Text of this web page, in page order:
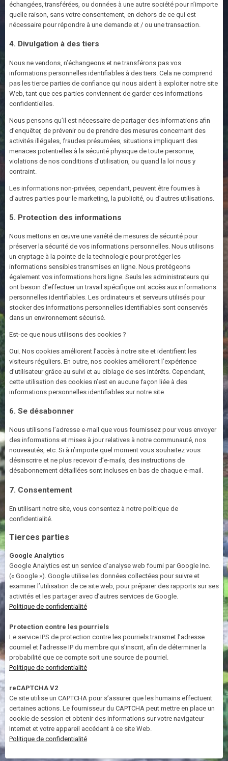
échangées, transférées, ou données à une autre société pour n’importe
quelle raison, sans votre consentement, en dehors de ce qui est
nécessaire pour répondre à une demande et / ou une transaction.
4. Divulgation à des tiers
Nous ne vendons, n’échangeons et ne transférons pas vos
informations personnelles identifiables à des tiers. Cela ne comprend
pas les tierce parties de confiance qui nous aident à exploiter notre site
Web, tant que ces parties conviennent de garder ces informations
confidentielles.
Nous pensons qu’il est nécessaire de partager des informations afin
d’enquêter, de prévenir ou de prendre des mesures concernant des
activités illégales, fraudes présumées, situations impliquant des
menaces potentielles à la sécurité physique de toute personne,
violations de nos conditions d’utilisation, ou quand la loi nous y
contraint.
Les informations non-privées, cependant, peuvent être fournies à
d’autres parties pour le marketing, la publicité, ou d’autres utilisations.
5. Protection des informations
Nous mettons en œuvre une variété de mesures de sécurité pour
préserver la sécurité de vos informations personnelles. Nous utilisons
un cryptage à la pointe de la technologie pour protéger les
informations sensibles transmises en ligne. Nous protégeons
également vos informations hors ligne. Seuls les administrateurs qui
ont besoin d’effectuer un travail spécifique ont accès aux informations
personnelles identifiables. Les ordinateurs et serveurs utilisés pour
stocker des informations personnelles identifiables sont conservés
dans un environnement sécurisé.
Est-ce que nous utilisons des cookies ?
Oui. Nos cookies améliorent l’accès à notre site et identifient les
visiteurs réguliers. En outre, nos cookies améliorent l’expérience
d’utilisateur grâce au suivi et au ciblage de ses intérêts. Cependant,
cette utilisation des cookies n’est en aucune façon liée à des
informations personnelles identifiables sur notre site.
6. Se désabonner
Nous utilisons l’adresse e-mail que vous fournissez pour vous envoyer
des informations et mises à jour relatives à notre communauté, nos
nouveautés, etc. Si à n’importe quel moment vous souhaitez vous
désinscrire et ne plus recevoir d’e-mails, des instructions de
désabonnement détaillées sont incluses en bas de chaque e-mail.
7. Consentement
En utilisant notre site, vous consentez à notre politique de
confidentialité.
Tierces parties
Google Analytics
Google Analytics est un service d’analyse web fourni par Google Inc.
(« Google »). Google utilise les données collectées pour suivre et
examiner l’utilisation de ce site web, pour préparer des rapports sur ses
activités et les partager avec d’autres services de Google.
Politique de confidentialité
Protection contre les pourriels
Le service IPS de protection contre les pourriels transmet l’adresse
courriel et l’adresse IP du membre qui s’inscrit, afin de déterminer la
probabilité que ce compte soit une source de pourriel.
Politique de confidentialité
reCAPTCHA V2
Ce site utilise un CAPTCHA pour s’assurer que les humains effectuent
certaines actions. Le fournisseur du CAPTCHA peut mettre en place un
cookie de session et obtenir des informations sur votre navigateur
Internet et votre appareil accédant à ce site Web.
Politique de confidentialité